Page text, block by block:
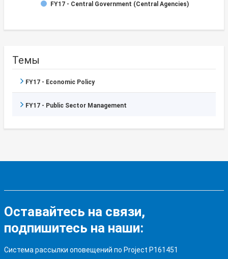
FY17 - Central Government (Central Agencies)
Темы
FY17 - Economic Policy
FY17 - Public Sector Management
Оставайтесь на связи,
подпишитесь на наши:
Система рассылки оповещений по Project P161451